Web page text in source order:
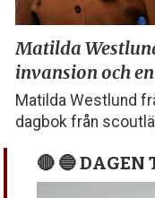
Matilda
invansion och
Matilda Westlund
dagbok från
🔴 🔵